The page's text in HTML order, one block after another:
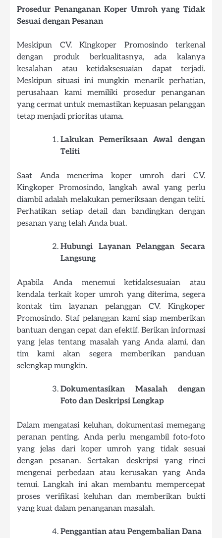
Prosedur Penanganan Koper Umroh yang Tidak
Sesuai dengan Pesanan
Meskipun CV. Kingkoper Promosindo terkenal
dengan produk berkualitasnya, ada kalanya
kesalahan atau ketidaksesuaian dapat terjadi.
Meskipun situasi ini mungkin menarik perhatian,
perusahaan kami memiliki prosedur penanganan
yang cermat untuk memastikan kepuasan pelanggan
tetap menjadi prioritas utama.
Lakukan Pemeriksaan Awal dengan
Teliti
Saat Anda menerima koper umroh dari CV.
Kingkoper Promosindo, langkah awal yang perlu
diambil adalah melakukan pemeriksaan dengan teliti.
Perhatikan setiap detail dan bandingkan dengan
pesanan yang telah Anda buat.
Hubungi Layanan Pelanggan Secara
Langsung
Apabila Anda menemui ketidaksesuaian atau
kendala terkait koper umroh yang diterima, segera
kontak tim layanan pelanggan CV. Kingkoper
Promosindo. Staf pelanggan kami siap memberikan
bantuan dengan cepat dan efektif. Berikan informasi
yang jelas tentang masalah yang Anda alami, dan
tim kami akan segera memberikan panduan
selengkap mungkin.
Dokumentasikan Masalah dengan
Foto dan Deskripsi Lengkap
Dalam mengatasi keluhan, dokumentasi memegang
peranan penting. Anda perlu mengambil foto-foto
yang jelas dari koper umroh yang tidak sesuai
dengan pesanan. Sertakan deskripsi yang rinci
mengenai perbedaan atau kerusakan yang Anda
temui. Langkah ini akan membantu mempercepat
proses verifikasi keluhan dan memberikan bukti
yang kuat dalam penanganan masalah.
Penggantian atau Pengembalian Dana